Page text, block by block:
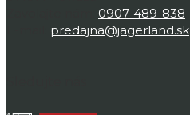
0907-489-838
predajna@jagerland.sk